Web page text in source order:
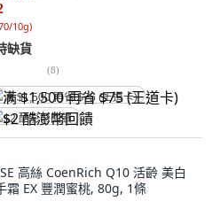
10g)
缺貨
(8)
满 $1,500 再省 $75 (王道卡)
$2 酷澎幣回饋
高絲 CoenRich Q10 活齡 美白
霜 EX 豐潤蜜桃, 80g, 1條